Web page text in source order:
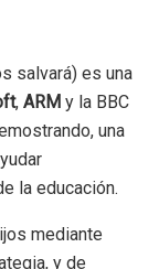
salvará) es una
, ARM y la BBC
una
la educación.
mediante
y de